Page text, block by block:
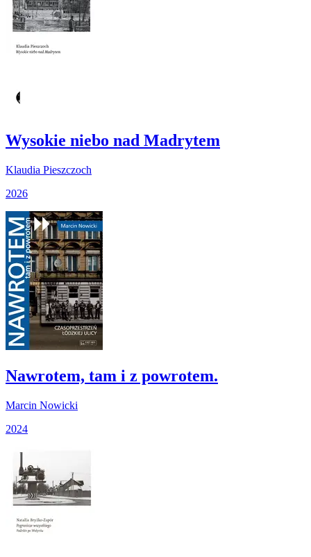
Wysokie niebo nad Madrytem
Klaudia Pieszczoch
2026
Nawrotem, tam i z powrotem.
Marcin Nowicki
2024